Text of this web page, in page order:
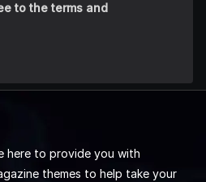
to the terms and
here to provide you with
themes to help take your